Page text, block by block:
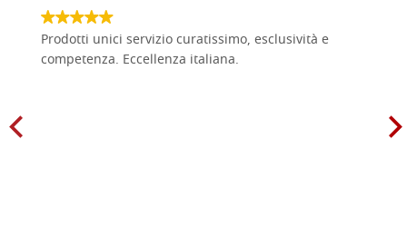
Prodotti unici servizio curatissimo, esclusività e
competenza. Eccellenza italiana.